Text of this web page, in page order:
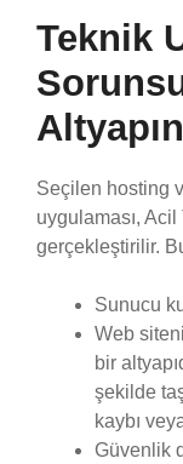
Teknik
Seçilen hosting
uygulaması,
gerçekleştirilir.
Sunucu
Web
bir
şekilde
kaybı
Güvenlik